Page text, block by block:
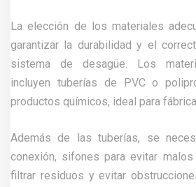
La elección de los materiales
garantizar la durabilidad y el
sistema de desagüe. Los
incluyen tuberías de PVC o
productos químicos, ideal para
Además de las tuberías, se
conexión, sifones para evitar
filtrar residuos y evitar